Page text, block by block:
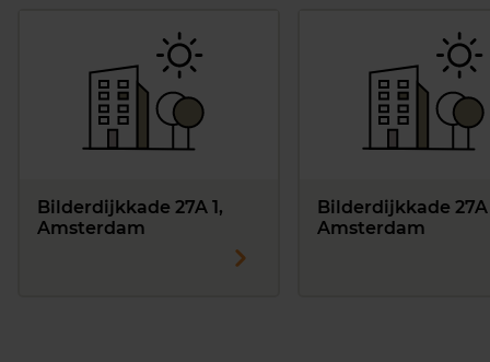
Bilderdijkkade 27A 1,
Amsterdam
Bilderdijkkade 27A
Amsterdam